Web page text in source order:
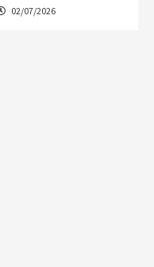
02/07/2026